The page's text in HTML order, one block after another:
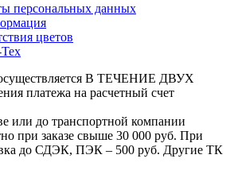
персональных данных
цветов
осуществляется В ТЕЧЕНИЕ ДВУХ
платежа на расчетный счет
или до транспортной компании
при заказе свыше 30 000 руб. При
до СДЭК, ПЭК – 500 руб. Другие ТК